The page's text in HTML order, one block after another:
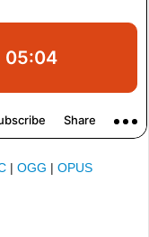
| OGG | OPUS